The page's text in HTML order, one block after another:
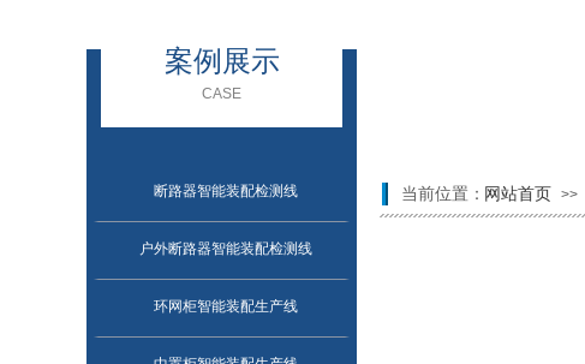
案例展示
CASE
断路器智能装配检测线
户外断路器智能装配检测线
环网柜智能装配生产线
当前位置： 网站首页 >>